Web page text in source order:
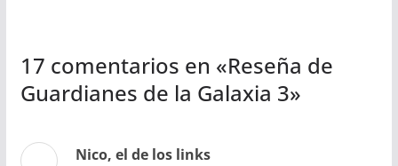
17 comentarios en «Reseña de
Guardianes de la Galaxia 3»
Nico, el de los links